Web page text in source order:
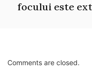
focului este
Comments are closed.